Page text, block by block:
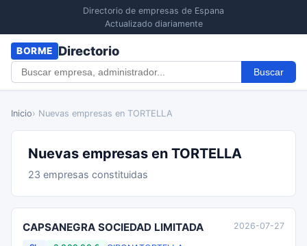
Directorio de empresas de Espana
Actualizado diariamente
BORME Directorio
Buscar
Inicio› Nuevas empresas en TORTELLA
Nuevas empresas en TORTELLA
23 empresas constituidas
CAPSANEGRA SOCIEDAD LIMITADA 2026-07-27